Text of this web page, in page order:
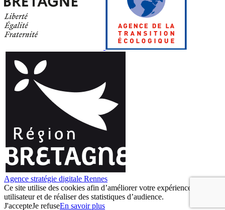
Agence stratégie digitale Rennes
Ce site utilise des cookies afin d’améliorer votre expérience
utilisateur et de réaliser des statistiques d’audience.
J'accepteJe refuseEn savoir plus